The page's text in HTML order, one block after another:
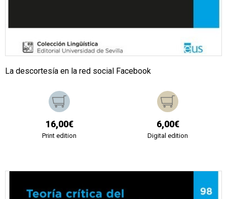
La descortesía en la red social Facebook
16,00€
Print edition
6,00€
Digital edition